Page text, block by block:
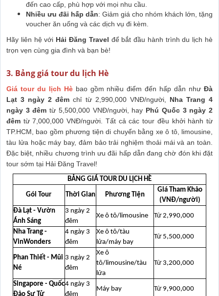
đến cao cấp, phù hợp với mọi nhu cầu.
Nhiều ưu đãi hấp dẫn: Giảm giá cho nhóm khách lớn, tặng
voucher ăn uống và các dịch vụ đi kèm.
Hãy liên hệ với Hải Đăng Travel để bắt đầu hành trình du lịch hè
trọn vẹn cùng gia đình và bạn bè!
3. Bảng giá tour du lịch Hè
Giá tour du lịch Hèbao gồm nhiều điểm đến hấp dẫn nhưĐà
Lạt 3 ngày 2 đêm chỉ từ 2,990,000 VNĐ/người, Nha Trang 4
ngày 3 đêm từ 5,500,000 VNĐ/người, hay Phú Quốc 3 ngày 2
đêm từ 7,000,000 VNĐ/người. Tất cả các tour đều khởi hành từ
TP.HCM, bao gồm phương tiện di chuyển bằng xe ô tô, limousine,
tàu lửa hoặc máy bay, đảm bảo trải nghiệm thoải mái và an toàn.
Đặc biệt, nhiều chương trình ưu đãi hấp dẫn đang chờ đón khi đặt
tour sớm tại Hải Đăng Travel!
BẢNG GIÁ TOUR DU LỊCH HÈ
Gói Tour Thời Gian Phương Tiện
Giá Tham Khảo
(VNĐ/người)
Đà Lạt - Vườn
Ánh Sáng
3 ngày 2
đêm
Xe ô tô/limousine Từ 2,990,000
Nha Trang -
VinWonders
4 ngày 3
đêm
Xe ô tô/tàu
lửa/máy bay
Từ 5,500,000
Phan Thiết - Mũi
Né
3 ngày 2
đêm
Xe ô
tô/limousine/tàu
lửa
Từ 3,200,000
Singapore - Quốc
Đảo Sư Tử
4 ngày 3
đêm
Máy bay Từ 9,900,000